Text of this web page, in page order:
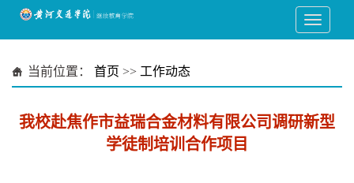
当前位置： 首页 >> 工作动态
我校赴焦作市益瑞合金材料有限公司调研新型
学徒制培训合作项目